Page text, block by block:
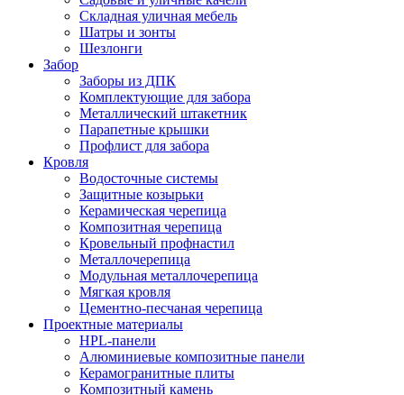
Складная уличная мебель
Шатры и зонты
Шезлонги
Забор
Заборы из ДПК
Комплектующие для забора
Металлический штакетник
Парапетные крышки
Профлист для забора
Кровля
Водосточные системы
Защитные козырьки
Керамическая черепица
Композитная черепица
Кровельный профнастил
Металлочерепица
Модульная металлочерепица
Мягкая кровля
Цементно-песчаная черепица
Проектные материалы
HPL-панели
Алюминиевые композитные панели
Керамогранитные плиты
Композитный камень